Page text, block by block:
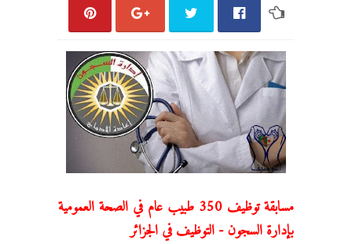
مسابقة توظيف 350 طبيب عام في الصحة العمومية
بإدارة السجون - التوظيف في الجزائر